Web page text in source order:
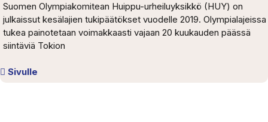
Suomen Olympiakomitean Huippu-urheiluyksikkö (HUY) on
julkaissut kesälajien tukipäätökset vuodelle 2019. Olympialajeissa
tukea painotetaan voimakkaasti vajaan 20 kuukauden päässä
siintäviä Tokion
Sivulle